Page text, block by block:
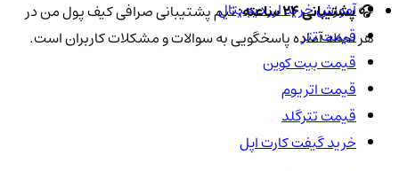
🎧پشتیبانی 24 ساعته:
تیم پشتیبانی صرافی کیف پول من در
هر لحظه آماده پاسخگویی به سوالات و مشکلات کاربران است.
آموزش خرید ارز دیجیتال
قیمت تتر
قیمت بیت کوین
قیمت اتریوم
قیمت تترگلد
خرید گیفت کارت اپل